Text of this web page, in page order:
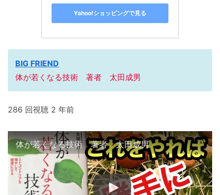
Yahoo!ショッピングで見る
BIG FRIEND
体が若くなる技術 著者 太田成男
286 回視聴 2 年前
体が若くなる技術 著者 太田成男